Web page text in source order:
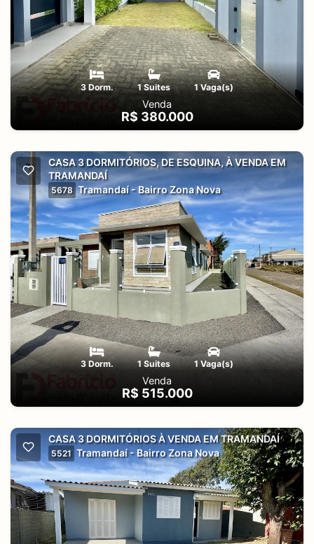
3 Dorm. 1 Suites 1 Vaga(s)
Venda
R$ 380.000
CASA 3 DORMITÓRIOS, DE ESQUINA, À VENDA EM
TRAMANDAÍ
5678 Tramandaí - Bairro Zona Nova
3 Dorm. 1 Suites 1 Vaga(s)
Venda
R$ 515.000
CASA 3 DORMITÓRIOS À VENDA EM TRAMANDAÍ
5521 Tramandaí - Bairro Zona Nova